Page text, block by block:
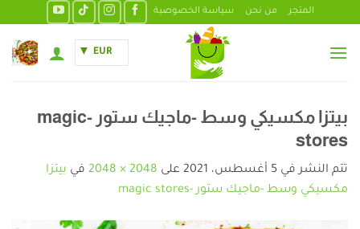
المتجر من نحن سياسة الخصوصية
EUR
بيتزا مكسيكي وسط -ماجيك ستور -magic
stores
تتم النشر في 5 أغسطس، 2021 على 2048 × 2048 في بيتزا
مكسيكي وسط -ماجيك ستور -magic stores